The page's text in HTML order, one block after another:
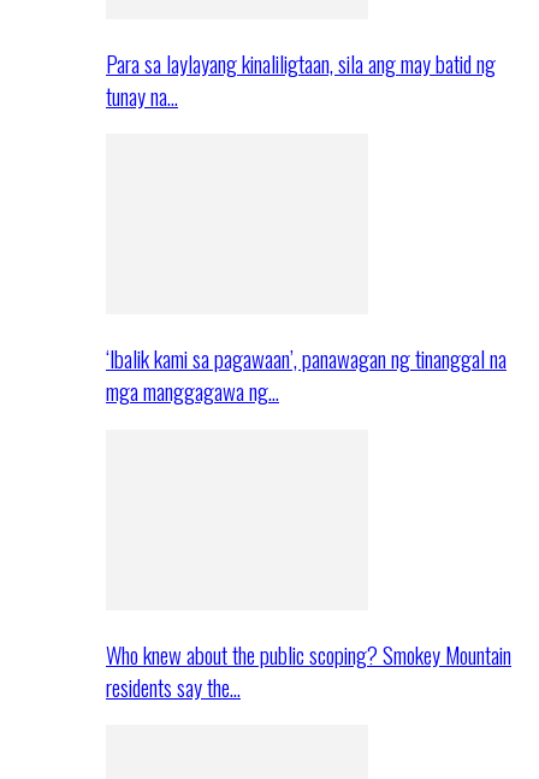
Para sa laylayang kinaliligtaan, sila ang may batid ng
tunay na…
‘Ibalik kami sa pagawaan’, panawagan ng tinanggal na
mga manggagawa ng…
Who knew about the public scoping? Smokey Mountain
residents say the…